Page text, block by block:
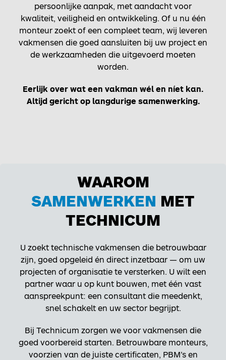
persoonlijke aanpak, met aandacht voor
kwaliteit, veiligheid en ontwikkeling. Of u nu één
monteur zoekt of een compleet team, wij leveren
vakmensen die goed aansluiten bij uw project en
de werkzaamheden die uitgevoerd moeten
worden.
Eerlijk over wat een vakman wél en níet kan.
Altijd gericht op langdurige samenwerking.
WAAROM
SAMENWERKEN MET
TECHNICUM
U zoekt technische vakmensen die betrouwbaar
zijn, goed opgeleid én direct inzetbaar — om uw
projecten of organisatie te versterken. U wilt een
partner waar u op kunt bouwen, met één vast
aanspreekpunt: een consultant die meedenkt,
snel schakelt en uw sector begrijpt.
Bij Technicum zorgen we voor vakmensen die
goed voorbereid starten. Betrouwbare monteurs,
voorzien van de juiste certificaten, PBM’s en